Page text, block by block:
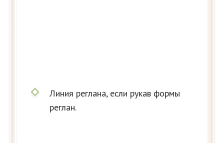
Линия реглана, если рукав формы
реглан.